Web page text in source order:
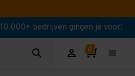
10.000+ bedrijven gingen je voor!